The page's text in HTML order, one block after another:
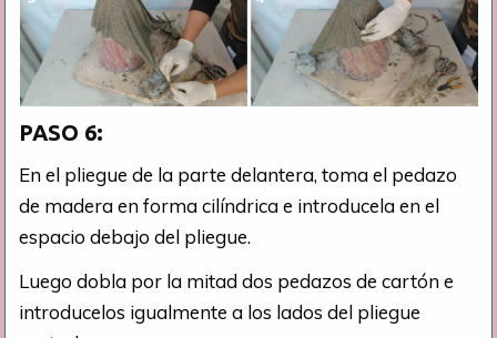
PASO 6:
En el pliegue de la parte delantera, toma el pedazo
de madera en forma cilíndrica e introducela en el
espacio debajo del pliegue.
Luego dobla por la mitad dos pedazos de cartón e
introducelos igualmente a los lados del pliegue